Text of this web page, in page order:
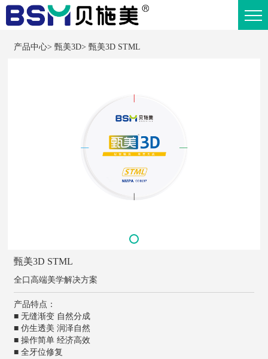
产品中心>甄美3D>甄美3D STML
甄美3D STML
全口高端美学解决方案
产品特点：
■ 无缝渐变 自然分成
■ 仿生透美 润泽自然
■ 操作简单 经济高效
■ 全牙位修复